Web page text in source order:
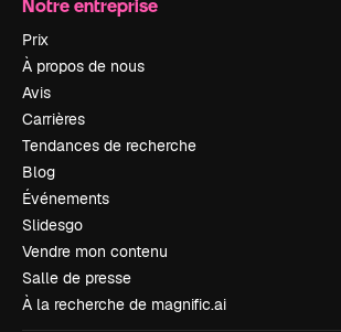
Notre entreprise
Prix
À propos de nous
Avis
Carrières
Tendances de recherche
Blog
Événements
Slidesgo
Vendre mon contenu
Salle de presse
À la recherche de magnific.ai